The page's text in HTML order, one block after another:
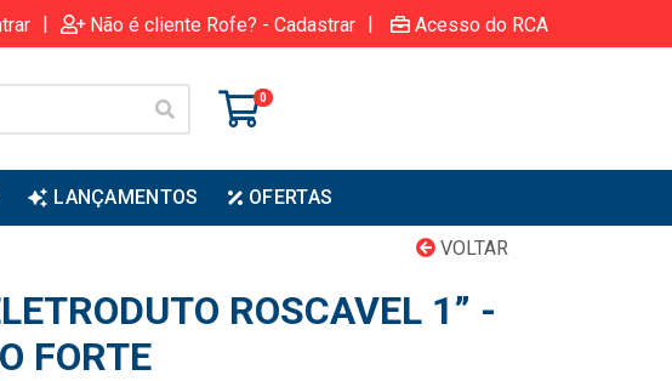
| Não é cliente Rofe? - Cadastrar | Acesso do RCA
0
LANÇAMENTOS OFERTAS
VOLTAR
ROSCAVEL 1” -
FORTE